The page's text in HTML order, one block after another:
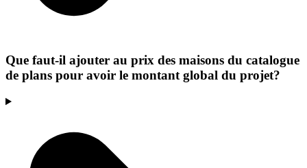
Que faut-il ajouter au prix des maisons du catalogue
de plans pour avoir le montant global du projet?